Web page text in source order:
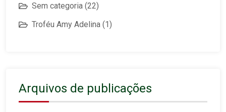
Sem categoria (22)
Troféu Amy Adelina (1)
Arquivos de publicações